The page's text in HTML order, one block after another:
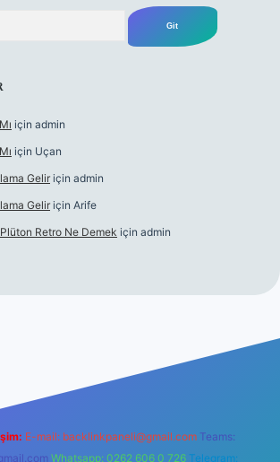
için admin
için Uçan
Gelir için admin
Gelir için Arife
Retro Ne Demek için admin
E-mail: backlinkpaneli@gmail.com Teams:
Whatsapp: 0262 606 0 726 Telegram: